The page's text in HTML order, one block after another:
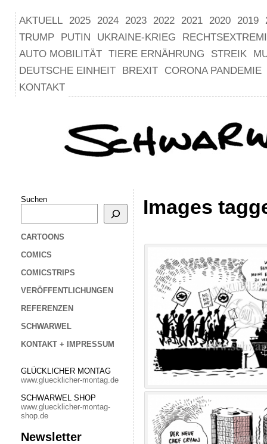
AKTUELL 2025 2024 2023 2022 2021 2020 2019
TRUMP
PUTIN UKRAINE-KRIEG
AUTO MOBILITÄT TIERE ERNÄHRUNG STREIK
DEUTSCHE EINHEIT
BREXIT
CORONA PANDEMIE
KONTAKT
Suchen
CARTOONS
COMICS
COMICSTRIPS
VERÖFFENTLICHUNGEN
REFERENZEN
SCHWARWEL
KONTAKT + IMPRESSUM
GLÜCKLICHER MONTAG
www.gluecklicher-montag.de
SCHWARWEL SHOP
www.gluecklicher-montag-
shop.de
Newsletter
Images